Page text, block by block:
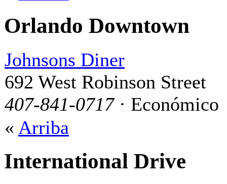
Orlando Downtown
Johnsons Diner
692 West Robinson Street
407-841-0717· Económico
« Arriba
International Drive